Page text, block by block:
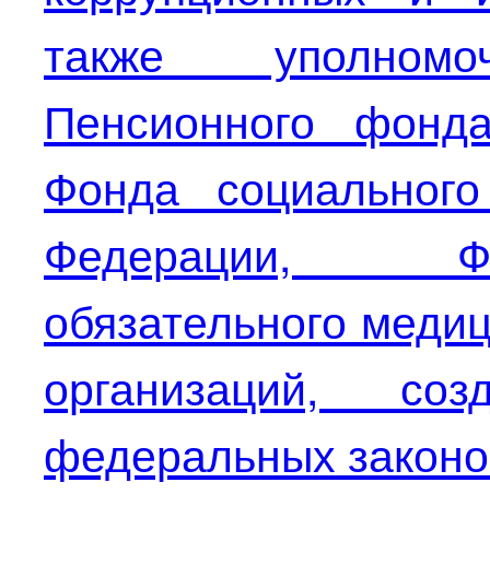
также
Пенсионного
Фонда
Федерации,
обязательного
организаций,
федеральных